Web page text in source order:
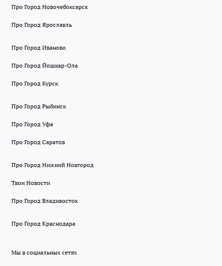
Про Город Новочебоксарск
Про Город Ярославль
Про Город Иваново
Про Город Йошкар-Ола
Про Город Курск
Про Город Рыбинск
Про Город Уфа
Про Город Саратов
Про Город Нижний Новгород
Твои Новости
Про Город Владивосток
Про Город Краснодара
Мы в социальных сетях